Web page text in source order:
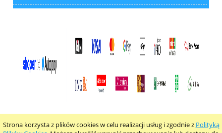
Strona korzysta z plików cookies w celu realizacji usług i zgodnie z Polityką